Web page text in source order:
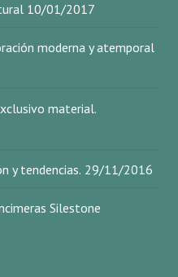
10/01/2017
moderna y atemporal
material.
y tendencias. 29/11/2016
Silestone